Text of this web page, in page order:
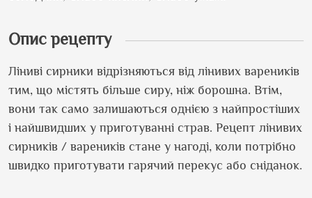
Опис рецепту
Ліниві сирники відрізняються від лінивих вареників
тим, що містять більше сиру, ніж борошна. Втім,
вони так само залишаються однією з найпростіших
і найшвидших у приготуванні страв. Рецепт лінивих
сирників / вареників стане у нагоді, коли потрібно
швидко приготувати гарячий перекус або сніданок.